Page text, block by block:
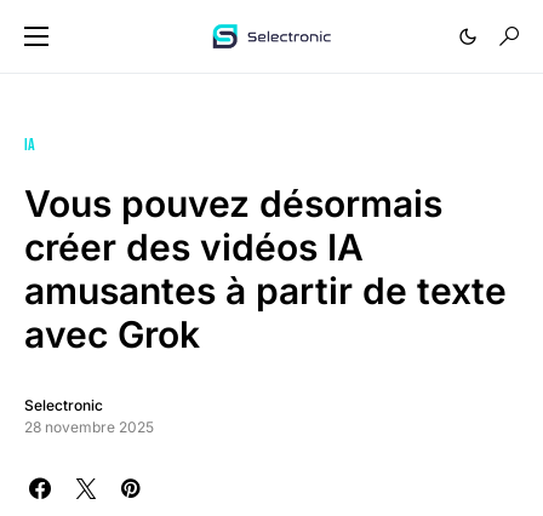
IA
Vous pouvez désormais
créer des vidéos IA
amusantes à partir de texte
avec Grok
Selectronic
28 novembre 2025